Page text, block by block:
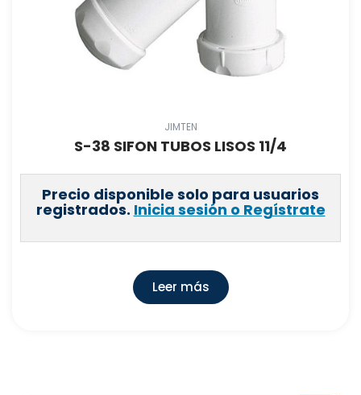
JIMTEN
S-38 SIFON TUBOS LISOS 11/4
Precio disponible solo para usuarios
registrados. Inicia sesión o Regístrate
Leer más